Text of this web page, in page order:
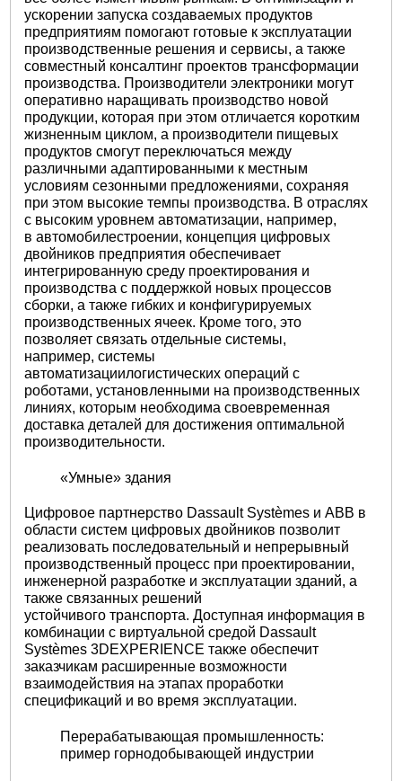
ускорении запуска создаваемых продуктов
предприятиям помогают готовые к эксплуатации
производственные решения и сервисы, а также
совместный консалтинг проектов трансформации
производства. Производители электроники могут
оперативно наращивать производство новой
продукции, которая при этом отличается коротким
жизненным циклом, а производители пищевых
продуктов смогут переключаться между
различными адаптированными к местным
условиям сезонными предложениями, сохраняя
при этом высокие темпы производства. В отраслях
с высоким уровнем автоматизации, например,
в автомобилестроении, концепция цифровых
двойников предприятия обеспечивает
интегрированную среду проектирования и
производства с поддержкой новых процессов
сборки, а также гибких и конфигурируемых
производственных ячеек. Кроме того, это
позволяет связать отдельные системы,
например, системы
автоматизациилогистических операций с
роботами, установленными на производственных
линиях, которым необходима своевременная
доставка деталей для достижения оптимальной
производительности.
«Умные» здания
Цифровое партнерство Dassault Systèmes и ABB в
области систем цифровых двойников позволит
реализовать последовательный и непрерывный
производственный процесс при проектировании,
инженерной разработке и эксплуатации зданий, а
также связанных решений
устойчивого транспорта. Доступная информация в
комбинации с виртуальной средой Dassault
Systèmes 3DEXPERIENCE также обеспечит
заказчикам расширенные возможности
взаимодействия на этапах проработки
спецификаций и во время эксплуатации.
Перерабатывающая промышленность:
пример горнодобывающей индустрии